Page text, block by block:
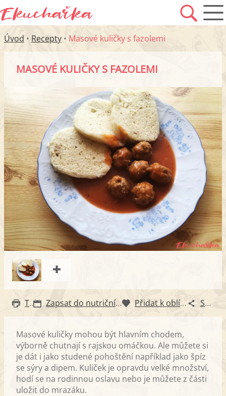
Úvod • Recepty • Masové kuličky s fazolemi
MASOVÉ KULIČKY S FAZOLEMI
Tisk Zapsat do nutričního diáře Přidat k oblíbeným Sdílet
Masové kuličky mohou být hlavním chodem,
výborně chutnají s rajskou omáčkou. Ale můžete si
je dát i jako studené pohoštění například jako špíz
se sýry a dipem. Kuliček je opravdu velké množství,
hodí se na rodinnou oslavu nebo je můžete z části
uložit do mrazáku.